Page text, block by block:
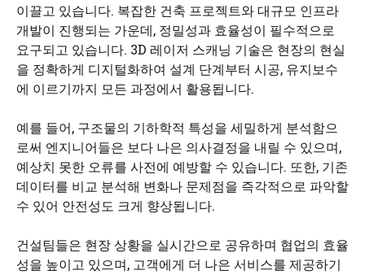
이끌고 있습니다. 복잡한 건축 프로젝트와 대규모 인프라
개발이 진행되는 가운데, 정밀성과 효율성이 필수적으로
요구되고 있습니다. 3D 레이저 스캐닝 기술은 현장의 현실
을 정확하게 디지털화하여 설계 단계부터 시공, 유지보수
에 이르기까지 모든 과정에서 활용됩니다.
예를 들어, 구조물의 기하학적 특성을 세밀하게 분석함으
로써 엔지니어들은 보다 나은 의사결정을 내릴 수 있으며,
예상치 못한 오류를 사전에 예방할 수 있습니다. 또한, 기존
데이터를 비교 분석해 변화나 문제점을 즉각적으로 파악할
수 있어 안전성도 크게 향상됩니다.
건설팀들은 현장 상황을 실시간으로 공유하며 협업의 효율
성을 높이고 있으며, 고객에게 더 나은 서비스를 제공하기